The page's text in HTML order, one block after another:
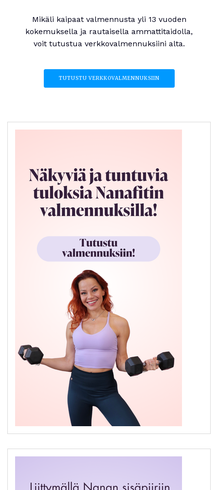
Mikäli kaipaat valmennusta yli 13 vuoden
kokemuksella ja rautaisella ammattitaidolla,
voit tutustua verkkovalmennuksiini alta.
TUTUSTU VERKKOVALMENNUKSIIN